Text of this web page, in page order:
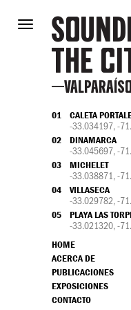
Toggle
navigation
the
—valparaíso
01 CALETA
-33.034197, -
02 DINAMARCA
-33.045697, -
03 MICHELET
-33.038871, -
04 VILLASECA
-33.029782, -
05 PLAYA LAS
-33.021320, -
HOME
ACERCA DE
PUBLICACIONES
EXPOSICIONES
CONTACTO